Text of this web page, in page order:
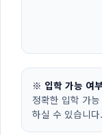
※ 입학 가능 여
정확한 입학 가
하실 수 있습니다.